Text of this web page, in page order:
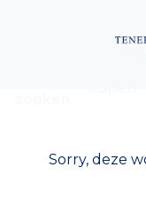
Sorry, deze